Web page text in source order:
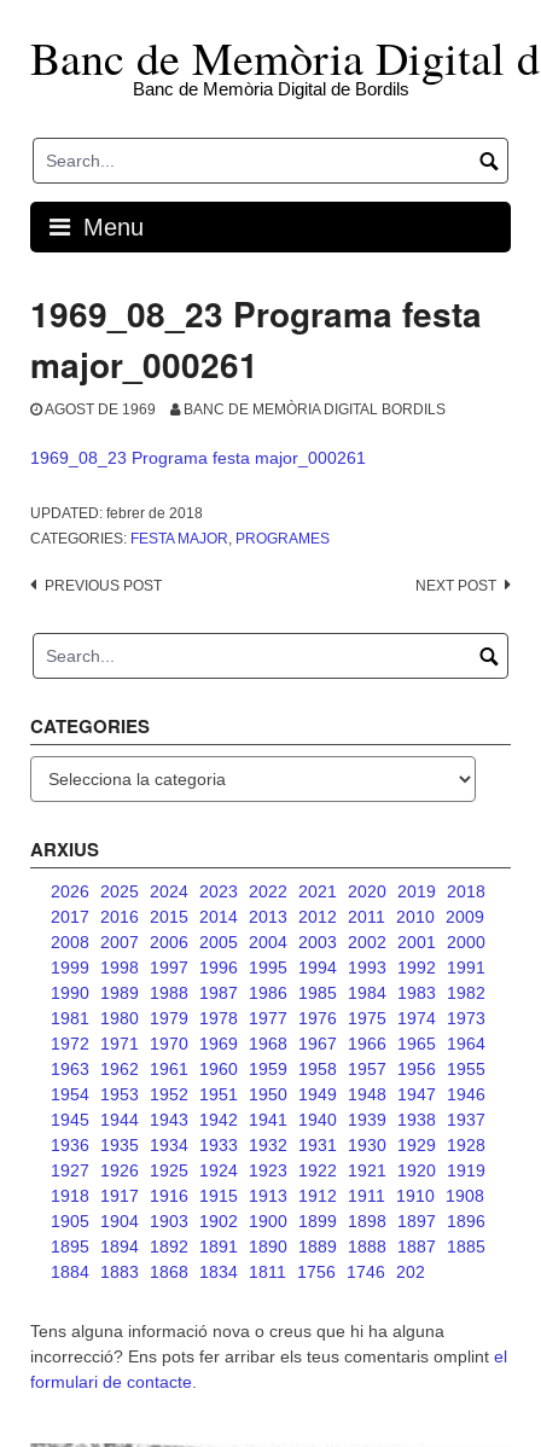
contentBanc de Memòria Digital
Banc de Memòria Digital de Bordils
Menu
1969_08_23 Programa festa
major_000261
AGOST DE 1969 BANC DE MEMÒRIA DIGITAL BORDILS
1969_08_23 Programa festa major_000261
UPDATED: febrer de 2018
CATEGORIES: FESTA MAJOR, PROGRAMES
Post
PREVIOUS POST NEXT POST
CATEGORIES
ARXIUS
2026 2025 2024 2023 2022 2021 2020 2019
2018
2017
2016 2015 2014 2013 2012 2011 2010 2009
2008
2007 2006 2005 2004 2003 2002 2001
2000
1999
1998 1997 1996 1995 1994 1993 1992
1991
1990
1989 1988 1987 1986 1985 1984 1983
1982
1981
1980 1979 1978 1977 1976 1975 1974
1973
1972
1971 1970 1969 1968 1967 1966 1965
1964
1963
1962 1961 1960 1959 1958 1957 1956
1955
1954
1953 1952 1951 1950 1949 1948 1947
1946
1945
1944 1943 1942 1941 1940 1939 1938
1937
1936
1935 1934 1933 1932 1931 1930 1929
1928
1927
1926 1925 1924 1923 1922 1921 1920
1919
1918
1917 1916 1915 1913 1912 1911 1910
1908
1905
1904 1903 1902 1900 1899 1898 1897
1896
1895
1894 1892 1891 1890 1889 1888 1887
1885
1884
1883 1868 1834 1811 1756 1746 202
Tens alguna informació nova o creus que hi ha alguna
incorrecció? Ens pots fer arribar els teus comentaris omplint el
formulari de contacte.